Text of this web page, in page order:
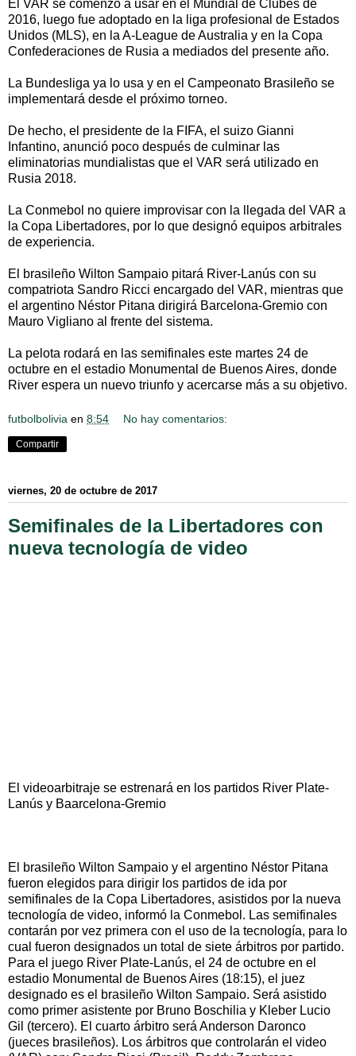
El VAR se comenzó a usar en el Mundial de Clubes de
2016, luego fue adoptado en la liga profesional de Estados
Unidos (MLS), en la A-League de Australia y en la Copa
Confederaciones de Rusia a mediados del presente año.
La Bundesliga ya lo usa y en el Campeonato Brasileño se
implementará desde el próximo torneo.
De hecho, el presidente de la FIFA, el suizo Gianni
Infantino, anunció poco después de culminar las
eliminatorias mundialistas que el VAR será utilizado en
Rusia 2018.
La Conmebol no quiere improvisar con la llegada del VAR a
la Copa Libertadores, por lo que designó equipos arbitrales
de experiencia.
El brasileño Wilton Sampaio pitará River-Lanús con su
compatriota Sandro Ricci encargado del VAR, mientras que
el argentino Néstor Pitana dirigirá Barcelona-Gremio con
Mauro Vigliano al frente del sistema.
La pelota rodará en las semifinales este martes 24 de
octubre en el estadio Monumental de Buenos Aires, donde
River espera un nuevo triunfo y acercarse más a su objetivo.
futbolbolivia en 8:54 No hay comentarios:
Compartir
viernes, 20 de octubre de 2017
Semifinales de la Libertadores con
nueva tecnología de video
El videoarbitraje se estrenará en los partidos River Plate-
Lanús y Baarcelona-Gremio
El brasileño Wilton Sampaio y el argentino Néstor Pitana
fueron elegidos para dirigir los partidos de ida por
semifinales de la Copa Libertadores, asistidos por la nueva
tecnología de video, informó la Conmebol. Las semifinales
contarán por vez primera con el uso de la tecnología, para lo
cual fueron designados un total de siete árbitros por partido.
Para el juego River Plate-Lanús, el 24 de octubre en el
estadio Monumental de Buenos Aires (18:15), el juez
designado es el brasileño Wilton Sampaio. Será asistido
como primer asistente por Bruno Boschilia y Kleber Lucio
Gil (tercero). El cuarto árbitro será Anderson Daronco
(jueces brasileños). Los árbitros que controlarán el video